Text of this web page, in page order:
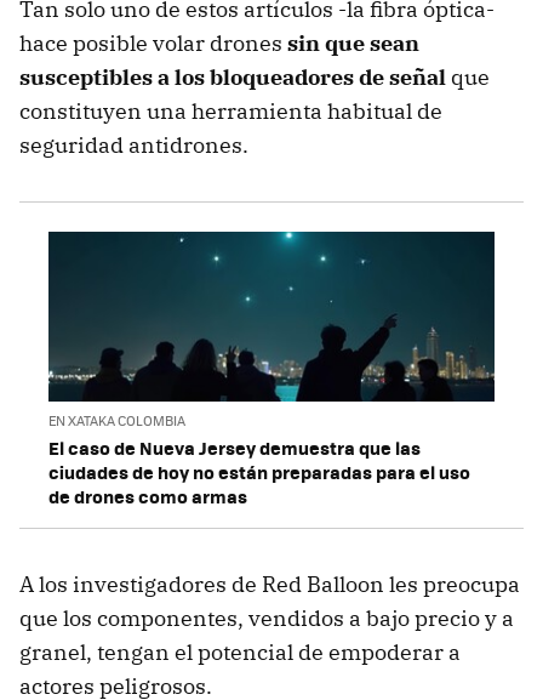
Tan solo uno de estos artículos -la fibra óptica-
hace posible volar drones sin que sean
susceptibles a los bloqueadores de señal que
constituyen una herramienta habitual de
seguridad antidrones.
EN XATAKA COLOMBIA
El caso de Nueva Jersey demuestra que las
ciudades de hoy no están preparadas para el uso
de drones como armas
A los investigadores de Red Balloon les preocupa
que los componentes, vendidos a bajo precio y a
granel, tengan el potencial de empoderar a
actores peligrosos.